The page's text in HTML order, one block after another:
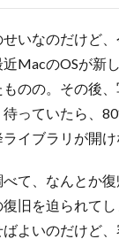
いなのだけど
MacのOSが新
のの。その後
っていたら、
イブラリが開け
て、なんとか
旧を迫られて
よいのだけど